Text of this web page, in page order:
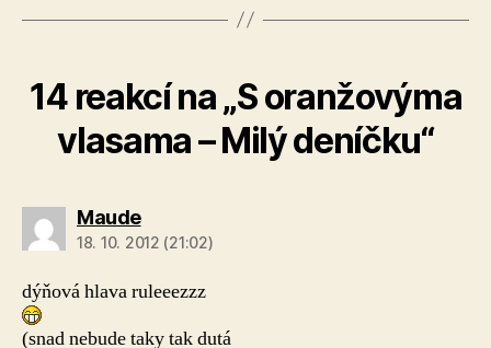
14 reakcí na „S oranžovýma
vlasama – Milý deníčku“
Maude
18. 10. 2012 (21:02)
dýňová hlava ruleeezzz
(snad nebude taky tak dutá